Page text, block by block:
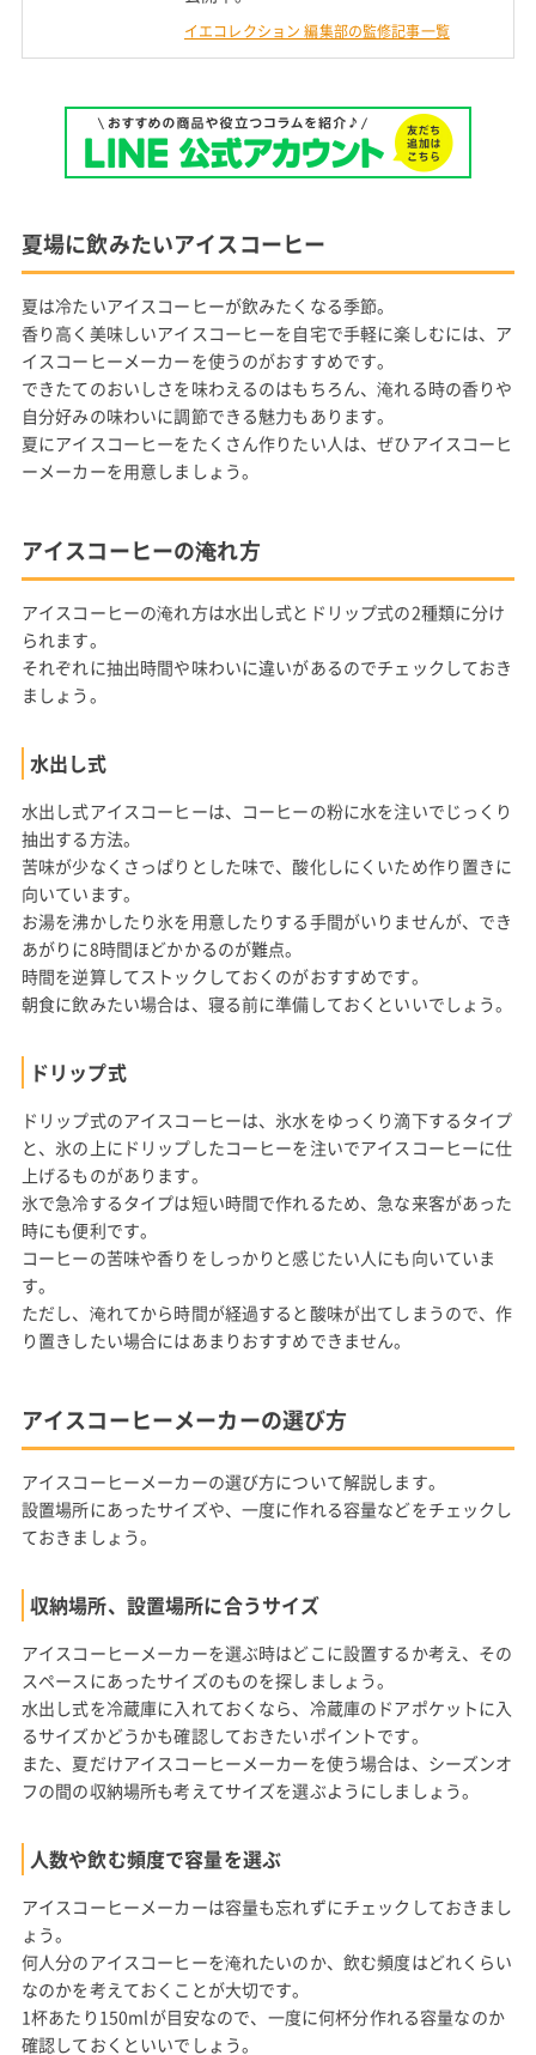
イエコレクション 編集部の監修記事一覧
夏場に飲みたいアイスコーヒー
夏は冷たいアイスコーヒーが飲みたくなる季節。
香り高く美味しいアイスコーヒーを自宅で手軽に楽しむには、ア
イスコーヒーメーカーを使うのがおすすめです。
できたてのおいしさを味わえるのはもちろん、淹れる時の香りや
自分好みの味わいに調節できる魅力もあります。
夏にアイスコーヒーをたくさん作りたい人は、ぜひアイスコーヒ
ーメーカーを用意しましょう。
アイスコーヒーの淹れ方
アイスコーヒーの淹れ方は水出し式とドリップ式の2種類に分け
られます。
それぞれに抽出時間や味わいに違いがあるのでチェックしておき
ましょう。
水出し式
水出し式アイスコーヒーは、コーヒーの粉に水を注いでじっくり
抽出する方法。
苦味が少なくさっぱりとした味で、酸化しにくいため作り置きに
向いています。
お湯を沸かしたり氷を用意したりする手間がいりませんが、でき
あがりに8時間ほどかかるのが難点。
時間を逆算してストックしておくのがおすすめです。
朝食に飲みたい場合は、寝る前に準備しておくといいでしょう。
ドリップ式
ドリップ式のアイスコーヒーは、氷水をゆっくり滴下するタイプ
と、氷の上にドリップしたコーヒーを注いでアイスコーヒーに仕
上げるものがあります。
氷で急冷するタイプは短い時間で作れるため、急な来客があった
時にも便利です。
コーヒーの苦味や香りをしっかりと感じたい人にも向いていま
す。
ただし、淹れてから時間が経過すると酸味が出てしまうので、作
り置きしたい場合にはあまりおすすめできません。
アイスコーヒーメーカーの選び方
アイスコーヒーメーカーの選び方について解説します。
設置場所にあったサイズや、一度に作れる容量などをチェックし
ておきましょう。
収納場所、設置場所に合うサイズ
アイスコーヒーメーカーを選ぶ時はどこに設置するか考え、その
スペースにあったサイズのものを探しましょう。
水出し式を冷蔵庫に入れておくなら、冷蔵庫のドアポケットに入
るサイズかどうかも確認しておきたいポイントです。
また、夏だけアイスコーヒーメーカーを使う場合は、シーズンオ
フの間の収納場所も考えてサイズを選ぶようにしましょう。
人数や飲む頻度で容量を選ぶ
アイスコーヒーメーカーは容量も忘れずにチェックしておきまし
ょう。
何人分のアイスコーヒーを淹れたいのか、飲む頻度はどれくらい
なのかを考えておくことが大切です。
1杯あたり150mlが目安なので、一度に何杯分作れる容量なのか
確認しておくといいでしょう。